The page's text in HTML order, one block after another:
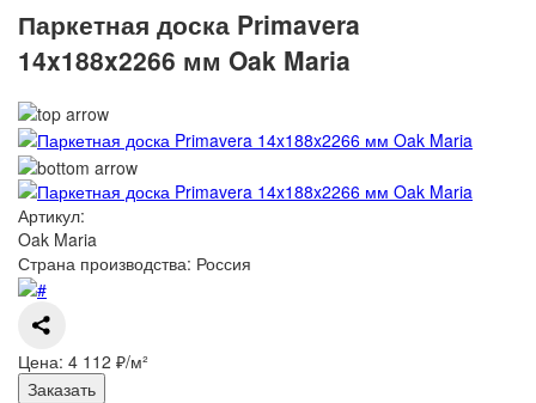
Паркетная доска Primavera
14x188x2266 мм Oak Maria
Артикул:
Oak Maria
Страна производства: Россия
Цена: 4 112 ₽/м²
Заказать